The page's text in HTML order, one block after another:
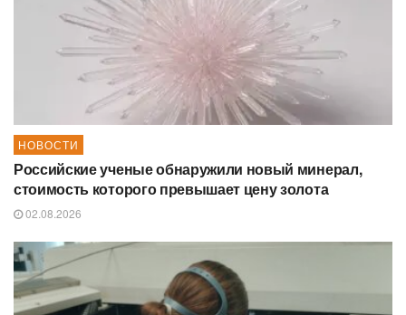
НОВОСТИ
Российские ученые обнаружили новый минерал,
стоимость которого превышает цену золота
02.08.2026